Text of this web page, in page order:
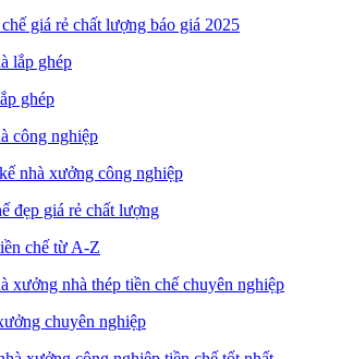
giá rẻ chất lượng báo giá 2025
ghép
nhà xưởng công nghiệp
chế từ A-Z
chuyên nghiệp